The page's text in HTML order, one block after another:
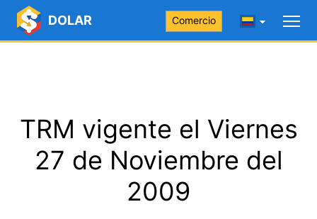
DOLAR Comercio
TRM vigente el Viernes
27 de Noviembre del
2009